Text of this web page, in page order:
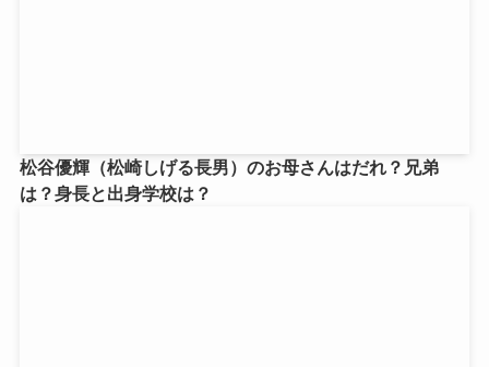
松谷優輝（松崎しげる長男）のお母さんはだれ？兄弟
は？身長と出身学校は？